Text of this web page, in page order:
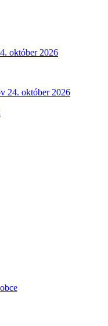
október 2026
24. október 2026